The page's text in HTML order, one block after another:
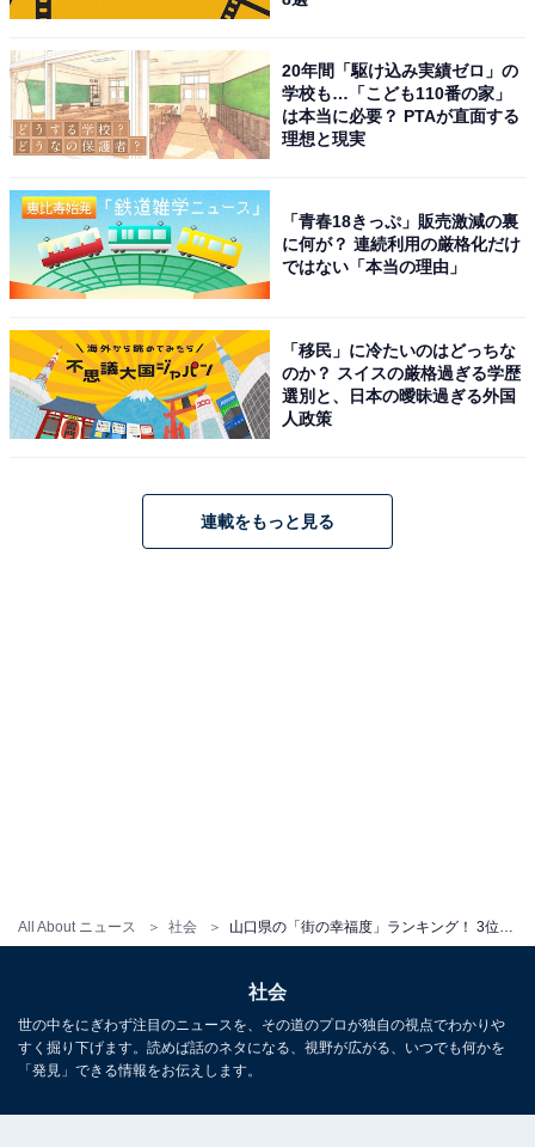
All About ニュース 社会 山口県の「街の幸福度」ランキング！ 3位「山口市」、2位「下松市」、1位は？
20年間「駆け込み実績ゼロ」の
学校も…「こども110番の家」
は本当に必要？ PTAが直面する
理想と現実
「青春18きっぷ」販売激減の裏
に何が？ 連続利用の厳格化だけ
ではない「本当の理由」
「移民」に冷たいのはどっちな
のか？ スイスの厳格過ぎる学歴
選別と、日本の曖昧過ぎる外国
人政策
連載をもっと見る
社会
世の中をにぎわず注目のニュースを、その道のプロが独自の視点でわかりや
すく掘り下げます。読めば話のネタになる、視野が広がる、いつでも何かを
「発見」できる情報をお伝えします。